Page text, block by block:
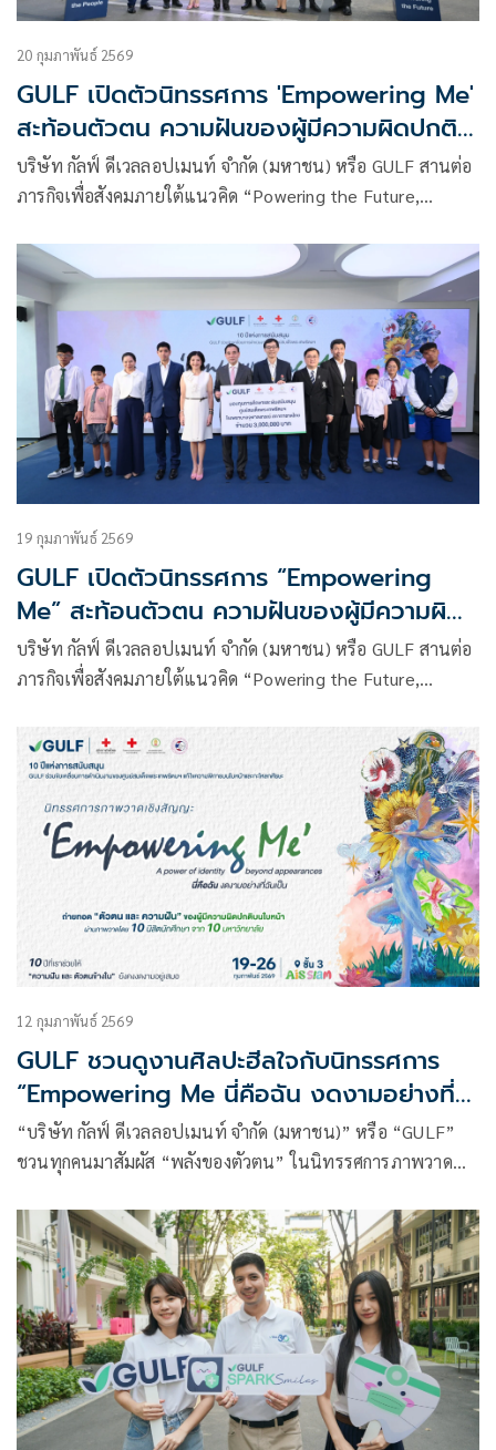
20 กุมภาพันธ์ 2569
GULF เปิดตัวนิทรรศการ 'Empowering Me'
สะท้อนตัวตน ความฝันของผู้มีความผิดปกติ
บนใบหน้า พร้อมสนับสนุนศูนย์สมเด็จพระเท
พรัตนฯ รพ.จุฬาฯ ต่อเนื่องปีที่ 10
บริษัท กัลฟ์ ดีเวลลอปเมนท์ จำกัด (มหาชน) หรือ GULF สานต่อ
ภารกิจเพื่อสังคมภายใต้แนวคิด “Powering the Future,
ของ ศูนย์สมเด็จพระเทพรัตนฯ โรงพยาบาลจุฬาลงกรณ์
สภากาชาดไทย ต่อเนื่องเป็นที่ 10
19 กุมภาพันธ์ 2569
GULF เปิดตัวนิทรรศการ “Empowering
Me” สะท้อนตัวตน ความฝันของผู้มีความผิด
ปกติบนใบหน้า พร้อมสนับสนุนศูนย์สมเด็จ
พระเทพรัตนฯ รพ.จุฬาฯ ต่อเนื่องปีที่ 10
บริษัท กัลฟ์ ดีเวลลอปเมนท์ จำกัด (มหาชน) หรือ GULF สานต่อ
ภารกิจเพื่อสังคมภายใต้แนวคิด “Powering the Future,
ของ ศูนย์สมเด็จพระเทพรัตนฯ โรงพยาบาลจุฬาลงกรณ์
สภากาชาดไทย ต่อเนื่องเป็นที่ 10 พร้อมมอบทุนการศึกษาภาย
ใต้โครงการ
12 กุมภาพันธ์ 2569
GULF ชวนดูงานศิลปะฮีลใจกับนิทรรศการ
“Empowering Me นี่คือฉัน งดงามอย่างที่
ฉันเป็น” ระหว่างวันที่ 19 – 26 กุมภาพันธ์
2569 ชั้น 3 AIS SIAM
“บริษัท กัลฟ์ ดีเวลลอปเมนท์ จำกัด (มหาชน)” หรือ “GULF”
ชวนทุกคนมาสัมผัส “พลังของตัวตน” ในนิทรรศการภาพวาด
appearances: นี่คือฉัน งดงามอย่างที่ฉันเป็น”